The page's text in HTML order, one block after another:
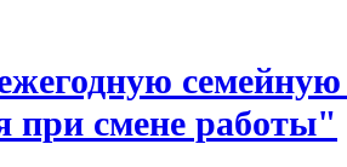
при смене работы"